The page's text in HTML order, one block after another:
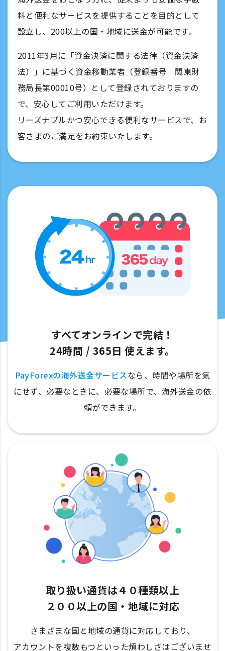
料と便利なサービスを提供することを目的として
設立し、200以上の国・地域に送金が可能です。
2011年3月に「資金決済に関する法律（資金決済
法）」に基づく資金移動業者（登録番号 関東財
務局長第00010号）として登録されておりますの
で、安心してご利用いただけます。
リーズナブルかつ安心できる便利なサービスで、お
客さまのご満足をお約束いたします。
すべてオンラインで完結！
24時間 / 365⽇ 使えます。
PayForexの海外送金サービスなら、時間や場所を気
にせず、必要なときに、必要な場所で、海外送金の依
頼ができます。
取り扱い通貨は４０種類以上
２００以上の国・地域に対応
さまざまな国と地域の通貨に対応しており、
アカウントを複数もつといった煩わしさはございませ